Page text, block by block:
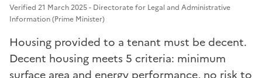
Verified 21 March 2025 - Directorate for Legal and Administrative
Information (Prime Minister)
Housing provided to a tenant must be decent.
Decent housing meets 5 criteria: minimum
surface area and energy performance, no risk to